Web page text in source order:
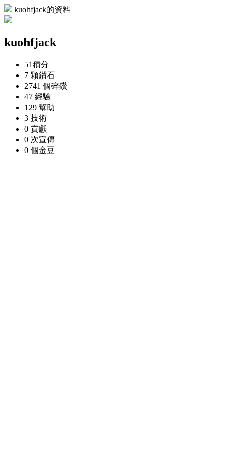
kuohfjack的資料
kuohfjack
51積分
7 顆鑽石
2741 個碎鑽
47 經驗
129 幫助
3 技術
0 貢獻
0 次宣傳
0 個金豆